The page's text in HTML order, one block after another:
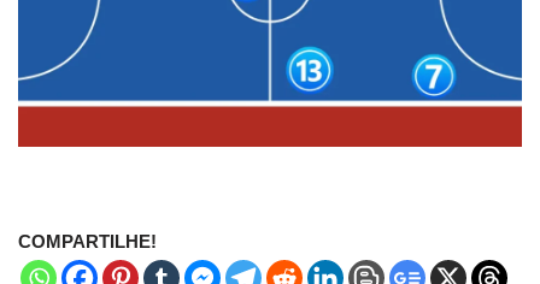
COMPARTILHE!